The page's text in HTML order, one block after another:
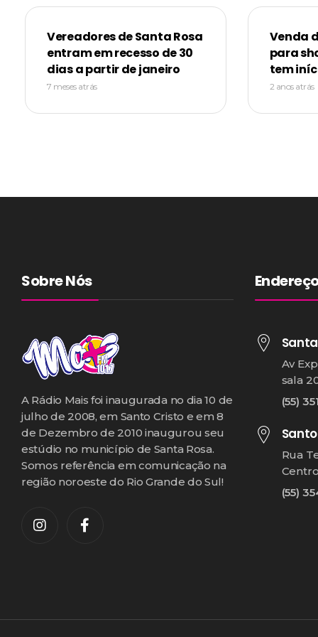
Vereadores de Santa Rosa
entram em recesso de 30
dias a partir de janeiro
7 meses atrás
Venda
para
tem
2 anos atrás
Sobre Nós
A Rádio Mais foi inaugurada no dia 10 de
julho de 2008, em Santo Cristo e em 8
de Dezembro de 2010 inaugurou seu
estúdio no município de Santa Rosa.
Somos referência em comunicação na
região noroeste do Rio Grande do Sul!
Av
sala
(55)
Rua
(55)